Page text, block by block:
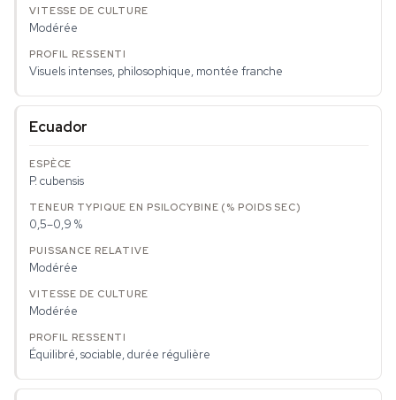
Modérée
Visuels intenses, philosophique, montée franche
Ecuador
P. cubensis
0,5–0,9 %
Modérée
Modérée
Équilibré, sociable, durée régulière